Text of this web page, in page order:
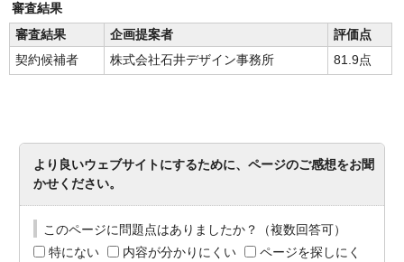
審査結果
審査結果 企画提案者
評価点
契約候補者
株式会社石井デザイン事務所 81.9点
より良いウェブサイトにするために、ページのご感想をお聞
かせください。
このページに問題点はありましたか？（複数回答可）
特にない
内容が分かりにくい
ページを探しにく